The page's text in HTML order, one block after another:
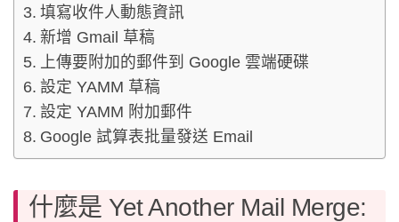
填寫收件人動態資訊
新增 Gmail 草稿
上傳要附加的郵件到 Google 雲端硬碟
設定 YAMM 草稿
設定 YAMM 附加郵件
Google 試算表批量發送 Email
什麼是 Yet Another Mail Merge: